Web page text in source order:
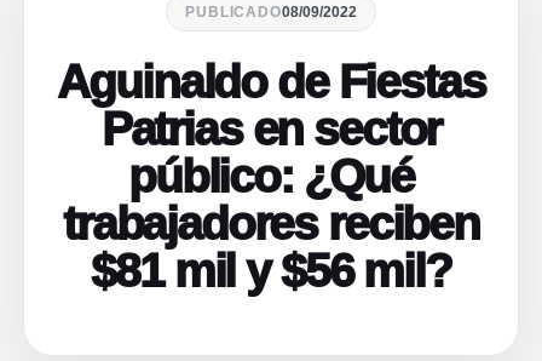
PUBLICADO08/09/2022
Aguinaldo de Fiestas
Patrias en sector
público: ¿Qué
trabajadores reciben
$81 mil y $56 mil?